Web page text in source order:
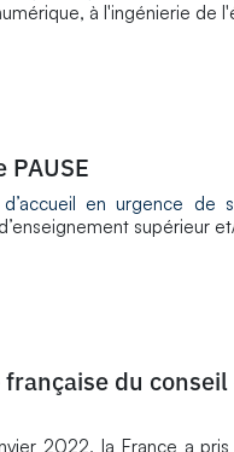
à l'ingénierie de
PAUSE
d’accueil en urgence de
supérieur
du
2022, la France a